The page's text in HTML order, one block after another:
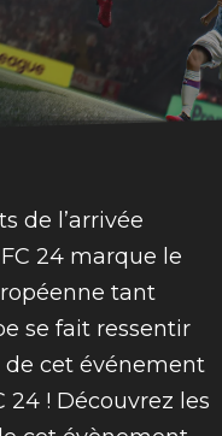
de l’arrivée
24 marque le
tant
se fait ressentir
de cet événement
24 ! Découvrez les